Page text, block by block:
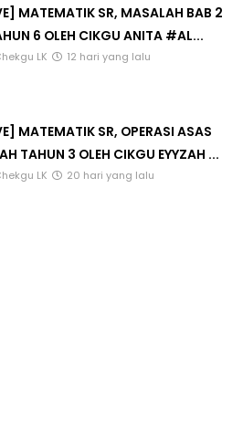
MATEMATIK SR, MASALAH BAB 2
6 OLEH CIKGU ANITA #AL...
LK 12 hari yang lalu
MATEMATIK SR, OPERASI ASAS
TAHUN 3 OLEH CIKGU EYYZAH ...
LK 20 hari yang lalu